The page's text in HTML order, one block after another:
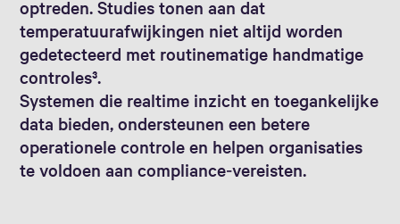
optreden. Studies tonen aan dat
temperatuurafwijkingen niet altijd worden
gedetecteerd met routinematige handmatige
controles³.
Systemen die realtime inzicht en toegankelijke
data bieden, ondersteunen een betere
operationele controle en helpen organisaties
te voldoen aan compliance‑vereisten.